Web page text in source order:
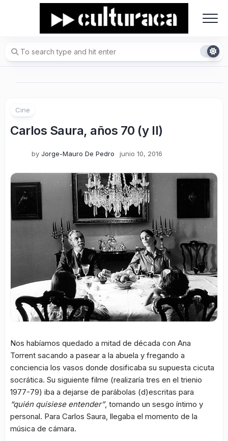
Cine
Carlos Saura, años 70 (y II)
by Jorge-Mauro De Pedro junio 10, 2016
Nos habíamos quedado a mitad de década con Ana
Torrent sacando a pasear a la abuela y fregando a
conciencia los vasos donde dosificaba su supuesta cicuta
socrática. Su siguiente filme (realizaría tres en el trienio
1977-79) iba a dejarse de parábolas (d)escritas para
“quién quisiese entender”, tomando un sesgo íntimo y
personal. Para Carlos Saura, llegaba el momento de la
música de cámara.